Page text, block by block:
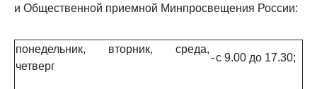
и Общественной приемной Минпросвещения России:
понедельник, вторник, среда,
четверг
-с 9.00 до 17.30;